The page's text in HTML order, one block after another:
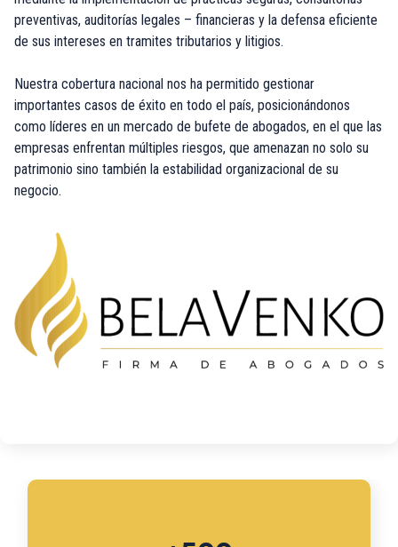
preventivas, auditorías legales – financieras y la defensa eficiente
de sus intereses en tramites tributarios y litigios.
Nuestra cobertura nacional nos ha permitido gestionar
importantes casos de éxito en todo el país, posicionándonos
como líderes en un mercado de bufete de abogados, en el que las
empresas enfrentan múltiples riesgos, que amenazan no solo su
patrimonio sino también la estabilidad organizacional de su
negocio.